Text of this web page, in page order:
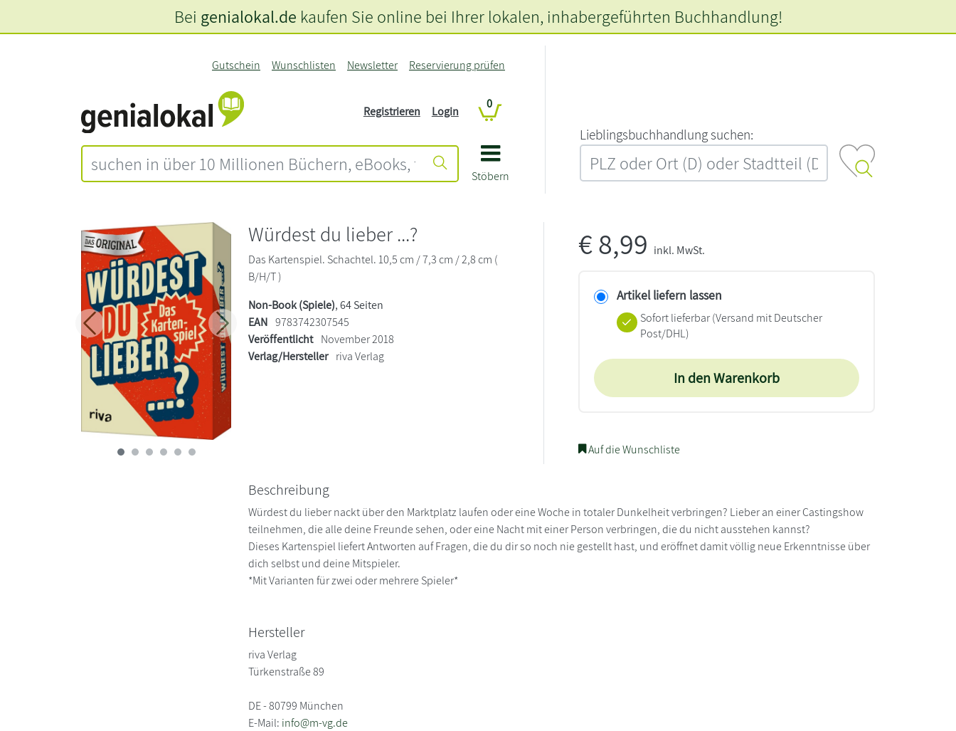
Stöbern
Gutschein Wunschlisten Newsletter Reservierung prüfen
Registrieren Login
0
L‍i‍e‍b‍l‍i‍n‍g‍s‍b‍u‍c‍h‍h‍a‍n‍d‍l‍u‍n‍g‍ ‍s‍u‍c‍h‍e‍n‍:‍
Bei genialokal.de kaufen Sie online bei Ihrer lokalen, inhabergeführten Buchhandlung!
Zurück Weiter
Würdest du lieber ...?
Das Kartenspiel. Schachtel. 10,5 cm / 7,3 cm / 2,8 cm (
B/H/T )
Non-Book (Spiele), 64 Seiten
EAN 9783742307545
Veröffentlicht November 2018
Verlag/Hersteller riva Verlag
€8,99 inkl. MwSt.
Artikel liefern lassen
Sofort lieferbar(Versand mit Deutscher
Post/DHL)
In den Warenkorb
Auf die Wunschliste
Beschreibung
Würdest du lieber nackt über den Marktplatz laufen oder eine Woche in totaler Dunkelheit verbringen? Lieber an einer Castingshow
teilnehmen, die alle deine Freunde sehen, oder eine Nacht mit einer Person verbringen, die du nicht ausstehen kannst?
Dieses Kartenspiel liefert Antworten auf Fragen, die du dir so noch nie gestellt hast, und eröffnet damit völlig neue Erkenntnisse über
dich selbst und deine Mitspieler.
*Mit Varianten für zwei oder mehrere Spieler*
Hersteller
riva Verlag
Türkenstraße 89
DE - 80799 München
E-Mail: info@m-vg.de